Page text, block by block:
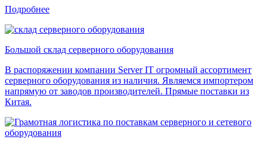
Подробнее
Большой склад серверного оборудования
В распоряжении компании Server IT огромный ассортимент
серверного оборудования из наличия. Являемся импортером
напрямую от заводов производителей. Прямые поставки из
Китая.